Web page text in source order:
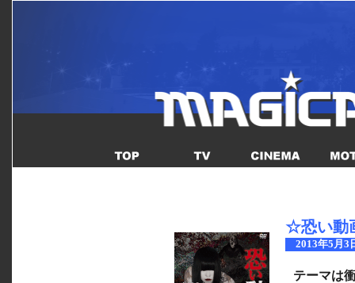
☆恐い動
2013年5月3
テーマは